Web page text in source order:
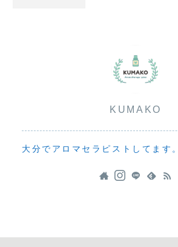
KUMAKO
大分でアロマセラピストしてます。